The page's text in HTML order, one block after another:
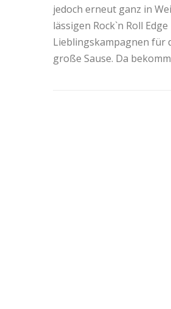
jedoch erneut ganz in
lässigen Rock`n Roll
Lieblingskampagnen für
große Sause. Da